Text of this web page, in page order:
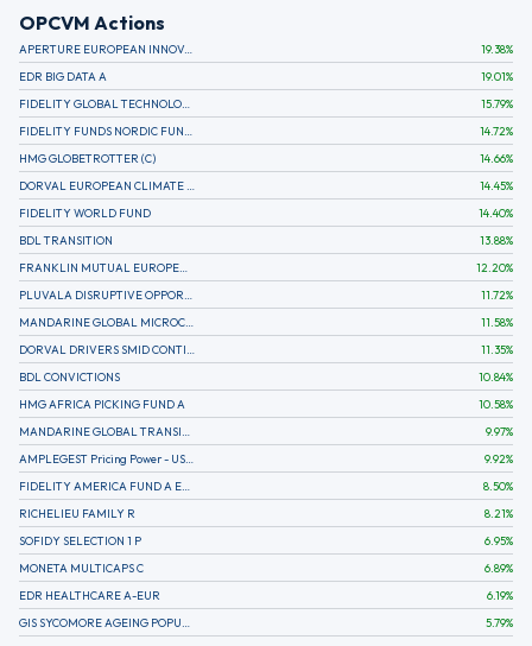
OPCVM Actions
APERTURE EUROPEAN INNOVATION 19.38%
EDR BIG DATA A
19.01%
15.79%
14.72%
HMG GLOBETROTTER (C)
14.66%
14.45%
FIDELITY WORLD FUND
14.40%
BDL TRANSITION
13.88%
12.20%
11.72%
11.58%
11.35%
BDL CONVICTIONS
10.84%
HMG AFRICA PICKING FUND A
10.58%
9.97%
9.92%
8.50%
RICHELIEU FAMILY R
8.21%
SOFIDY SELECTION 1 P
6.95%
MONETA MULTICAPS C
6.89%
EDR HEALTHCARE A-EUR
6.19%
5.79%